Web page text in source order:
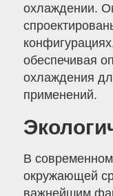
охлаждении.
обеспечивая
охлаждения
применений.
В
окружающей